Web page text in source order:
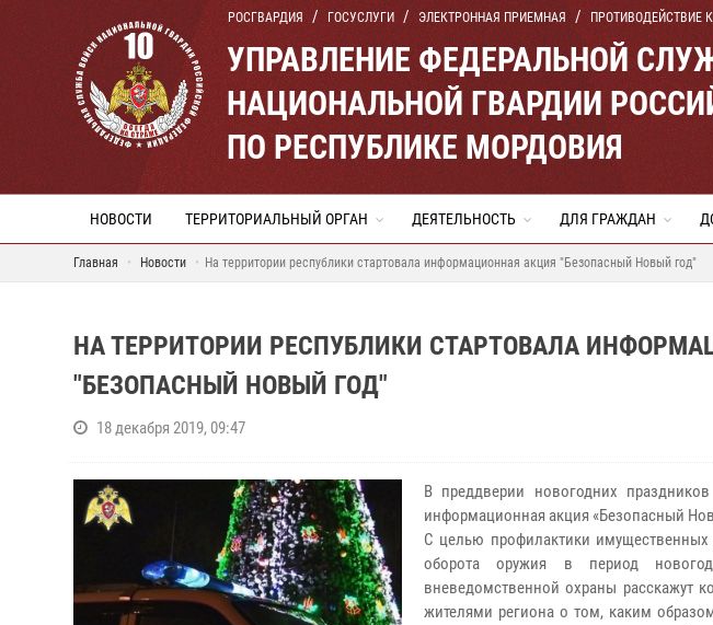
РОСГВАРДИЯ ГОСУСЛУГИ ЭЛЕКТРОННАЯ ПРИЕМНАЯ ПРОТИВОДЕЙСТВИЕ
УПРАВЛЕНИЕ ФЕДЕРАЛЬНОЙ
НАЦИОНАЛЬНОЙ ГВАРДИИ
ПО РЕСПУБЛИКЕ МОРДОВИЯ
НОВОСТИ ТЕРРИТОРИАЛЬНЫЙ ОРГАН ДЕЯТЕЛЬНОСТЬ ДЛЯ ГРАЖДАН
Главная Новости На территории республики стартовала информационная акция "Безопасный Новый год"
НА ТЕРРИТОРИИ РЕСПУБЛИКИ СТАРТОВАЛА
"БЕЗОПАСНЫЙ НОВЫЙ ГОД"
18 декабря 2019, 09:47
В преддверии новогодних
информационная акция «Безопасный
С целью профилактики
оборота оружия в период
вневедомственной охраны расскажут
жителями региона о том, каким